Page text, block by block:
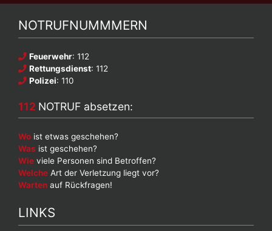
NOTRUFNUMMMERN
Feuerwehr: 112
Rettungsdienst: 112
Polizei: 110
112 NOTRUF absetzen:
Wo ist etwas geschehen?
Was ist geschehen?
Wie viele Personen sind Betroffen?
Welche Art der Verletzung liegt vor?
Warten auf Rückfragen!
LINKS